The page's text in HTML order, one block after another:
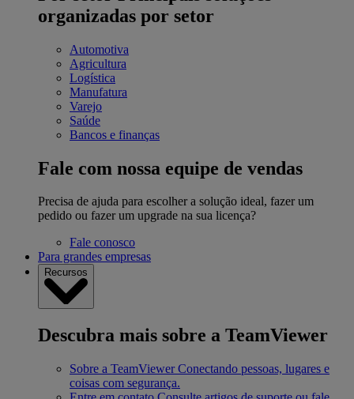
organizadas por setor
Automotiva
Agricultura
Logística
Manufatura
Varejo
Saúde
Bancos e finanças
Fale com nossa equipe de vendas
Precisa de ajuda para escolher a solução ideal, fazer um
pedido ou fazer um upgrade na sua licença?
Fale conosco
Para grandes empresas
Recursos
Descubra mais sobre a TeamViewer
Sobre a TeamViewer Conectando pessoas, lugares e
coisas com segurança.